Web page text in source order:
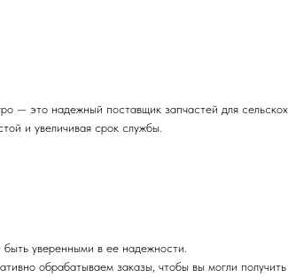
это надежный поставщик запчастей для
и увеличивая срок службы.
уверенными в ее надежности.
обрабатываем заказы, чтобы вы могли